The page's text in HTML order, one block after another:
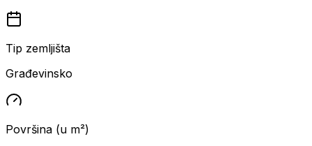
Tip zemljišta
Građevinsko
Površina (u m²)